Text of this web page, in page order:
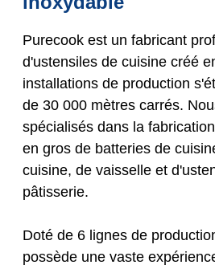
Purecook est un fabricant
d'ustensiles de cuisine créé
installations de production
de 30 000 mètres carrés.
spécialisés dans la
en gros de batteries de
cuisine, de vaisselle et
pâtisserie.
Doté de 6 lignes de
possède une vaste